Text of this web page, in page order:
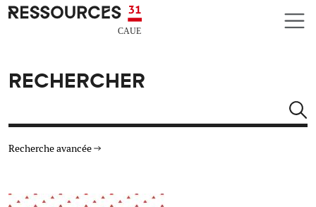
Aller au contenu principal
CAUE RESSOURCES 31
RECHERCHER
Recherche avancée